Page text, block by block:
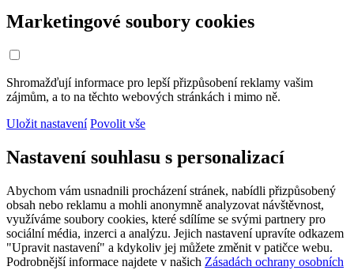
Marketingové soubory cookies
Shromažďují informace pro lepší přizpůsobení reklamy vašim
zájmům, a to na těchto webových stránkách i mimo ně.
Uložit nastavení Povolit vše
Nastavení souhlasu s personalizací
Abychom vám usnadnili procházení stránek, nabídli přizpůsobený
obsah nebo reklamu a mohli anonymně analyzovat návštěvnost,
využíváme soubory cookies, které sdílíme se svými partnery pro
sociální média, inzerci a analýzu. Jejich nastavení upravíte odkazem
"Upravit nastavení" a kdykoliv jej můžete změnit v patičce webu.
Podrobnější informace najdete v našich Zásadách ochrany osobních